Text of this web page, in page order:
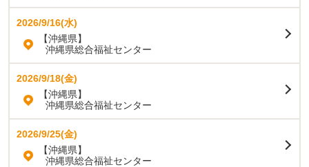
2026/9/16(水)
【沖縄県】
沖縄県総合福祉センター
2026/9/18(金)
【沖縄県】
沖縄県総合福祉センター
2026/9/25(金)
【沖縄県】
沖縄県総合福祉センター